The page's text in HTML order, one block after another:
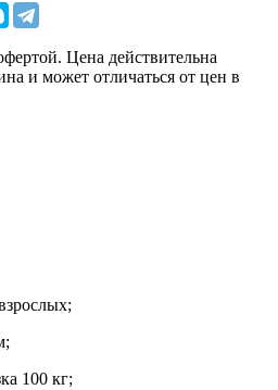
Цена действительна
и может отличаться от цен в
100 кг;